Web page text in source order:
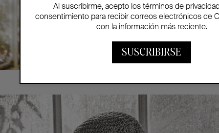
Al suscribirme, acepto los términos de
consentimiento para recibir correos electrónicos de
con la información más reciente.
SUSCRIBIRSE